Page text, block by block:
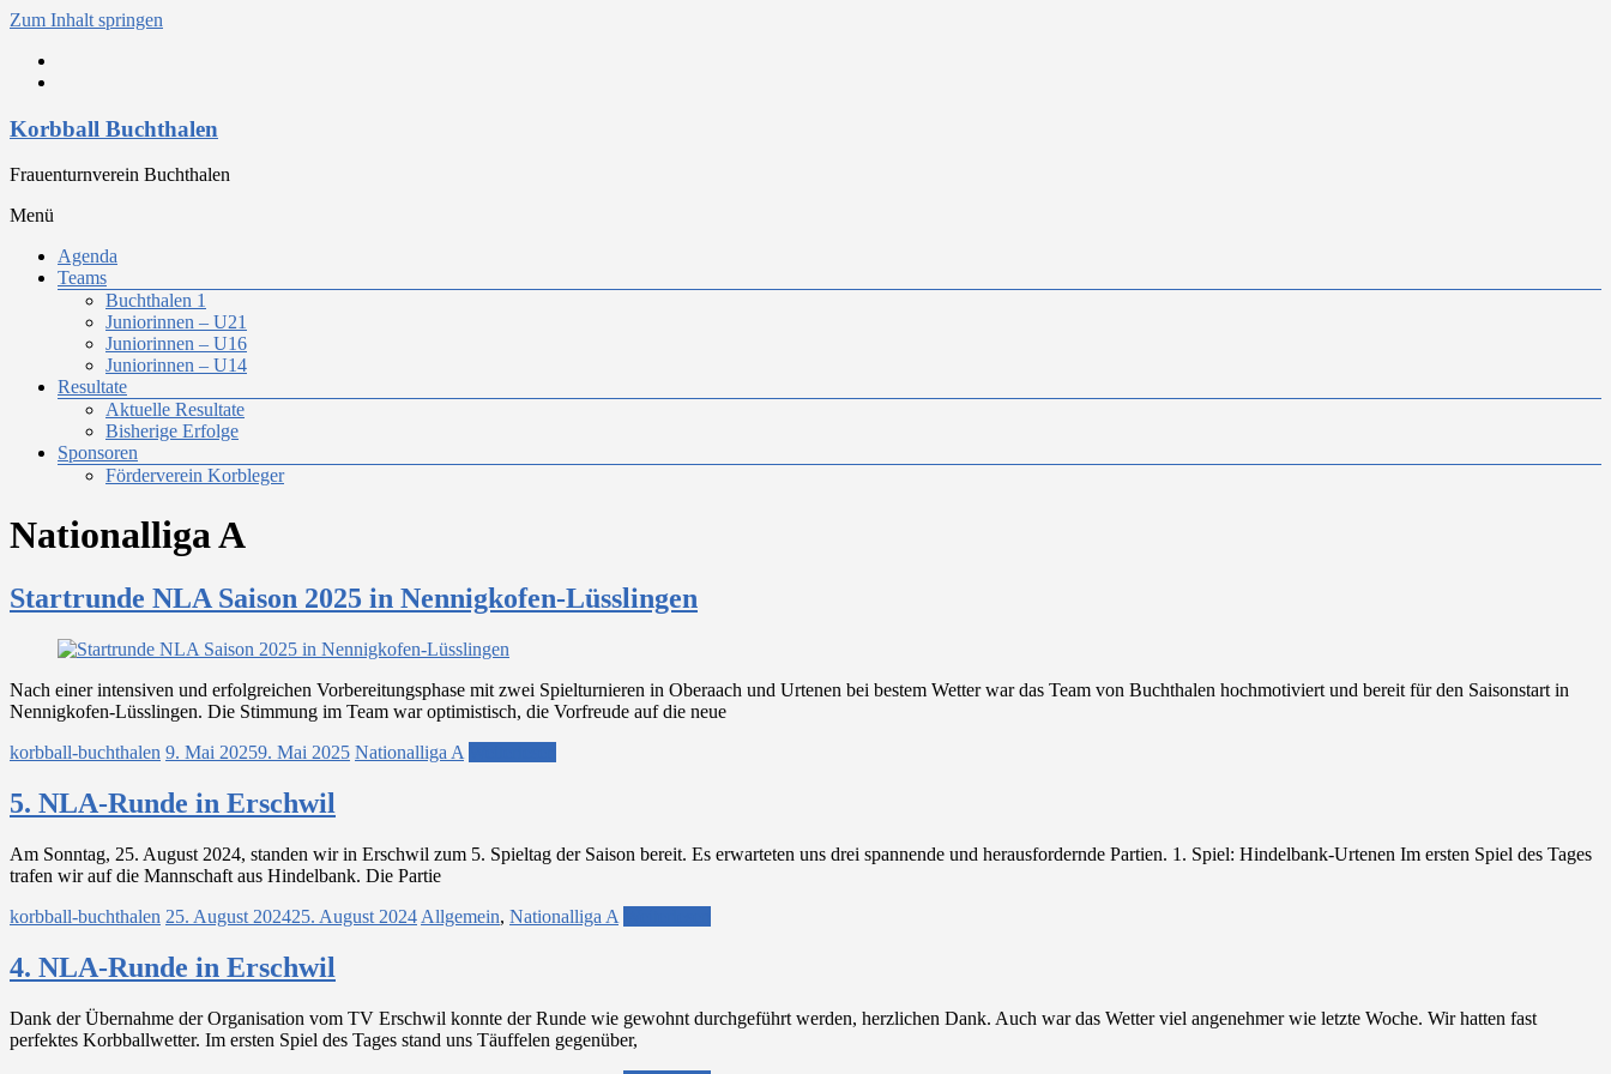
Zum Inhalt springen
Korbball Buchthalen
Frauenturnverein Buchthalen
Menü
Agenda
Teams
Buchthalen 1
Juniorinnen – U21
Juniorinnen – U16
Juniorinnen – U14
Resultate
Aktuelle Resultate
Bisherige Erfolge
Sponsoren
Förderverein Korbleger
Nationalliga A
Startrunde NLA Saison 2025 in Nennigkofen-Lüsslingen
Nach einer intensiven und erfolgreichen Vorbereitungsphase mit zwei Spielturnieren in Oberaach und Urtenen bei bestem Wetter war das Team von Buchthalen hochmotiviert und bereit für den Saisonstart in
Nennigkofen-Lüsslingen. Die Stimmung im Team war optimistisch, die Vorfreude auf die neue
korbball-buchthalen 9. Mai 20259. Mai 2025 Nationalliga A
5. NLA-Runde in Erschwil
Am Sonntag, 25. August 2024, standen wir in Erschwil zum 5. Spieltag der Saison bereit. Es erwarteten uns drei spannende und herausfordernde Partien. 1. Spiel: Hindelbank-Urtenen Im ersten Spiel des Tages
trafen wir auf die Mannschaft aus Hindelbank. Die Partie
korbball-buchthalen 25. August 202425. August 2024 Allgemein, Nationalliga A
4. NLA-Runde in Erschwil
Dank der Übernahme der Organisation vom TV Erschwil konnte der Runde wie gewohnt durchgeführt werden, herzlichen Dank. Auch war das Wetter viel angenehmer wie letzte Woche. Wir hatten fast
perfektes Korbballwetter. Im ersten Spiel des Tages stand uns Täuffelen gegenüber,